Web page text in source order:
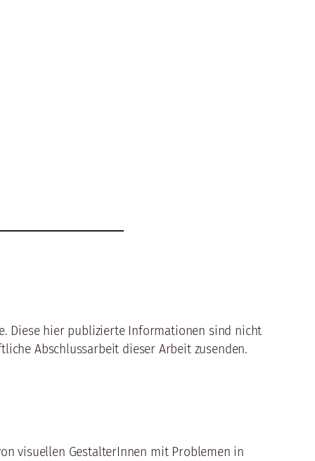
Diese hier publizierte Informationen sind nicht
Abschlussarbeit dieser Arbeit zusenden.
visuellen GestalterInnen mit Problemen in